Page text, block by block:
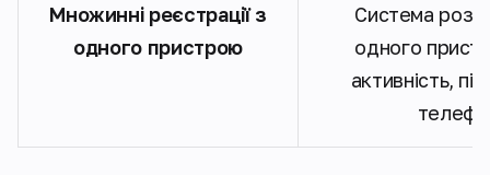
Множинні реєстрації з
одного пристрою
Система
одного
активність,